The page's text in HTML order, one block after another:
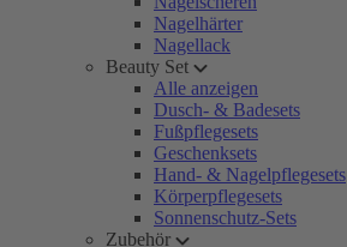
Nagelhärter
Nagellack
Beauty Set
Alle anzeigen
Dusch- & Badesets
Fußpflegesets
Geschenksets
Hand- & Nagelpflegesets
Körperpflegesets
Sonnenschutz-Sets
Zubehör